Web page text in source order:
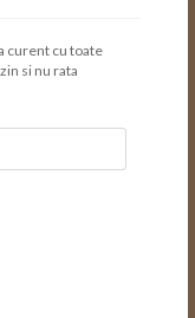
curent cu toate
si nu rata